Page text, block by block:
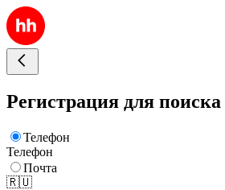
Регистрация для
Телефон
Телефон
Почта
🇷🇺